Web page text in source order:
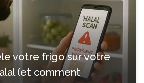
votre frigo sur votre
(et comment